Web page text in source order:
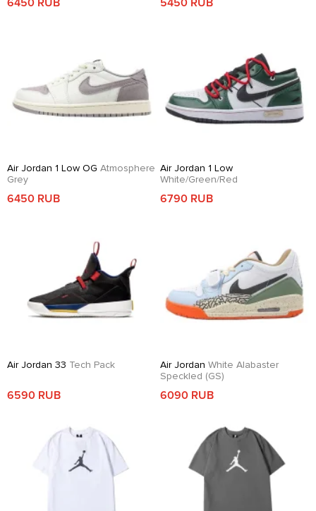
Air Jordan 1 Low OG Atmosphere
Grey
6450 RUB
Air Jordan 1 Low
White/Green/Red
6790 RUB
Air Jordan 33 Tech Pack
6590 RUB
Air Jordan White Alabaster
Speckled (GS)
6090 RUB